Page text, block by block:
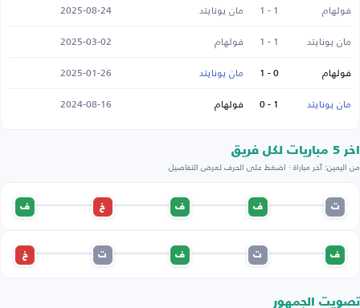
فولهام
1 - 1 مان يونايتد
2025-08-24
مان يونايتد
1 - 1 فولهام
2025-03-02
فولهام
0 - 1 مان يونايتد
2025-01-26
مان يونايتد
1 - 0 فولهام 2024-08-16
اخر 5 مباريات لكل فريق
من اليمين: آخر مباراة · اضغط على الحرف لعرض التفاصيل
ت ف ف خ ف
ف ت ف ت خ
تصويت الجمهور